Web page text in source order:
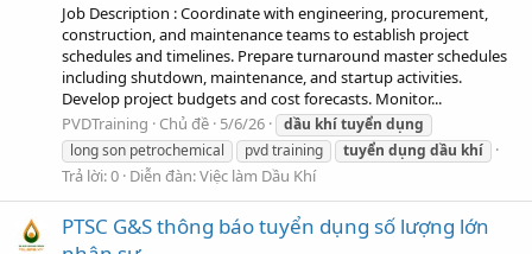
Job Description : Coordinate with engineering, procurement,
construction, and maintenance teams to establish project
schedules and timelines. Prepare turnaround master schedules
including shutdown, maintenance, and startup activities.
Develop project budgets and cost forecasts. Monitor...
PVDTraining
Chủ đề 5/6/26 dầu khítuyển dụng
long son petrochemical
pvd training tuyển dụng dầu khí
Trả lời: 0 Diễn đàn:Việc làm Dầu Khí
PTSC G&S thông báo tuyển dụng số lượng lớn